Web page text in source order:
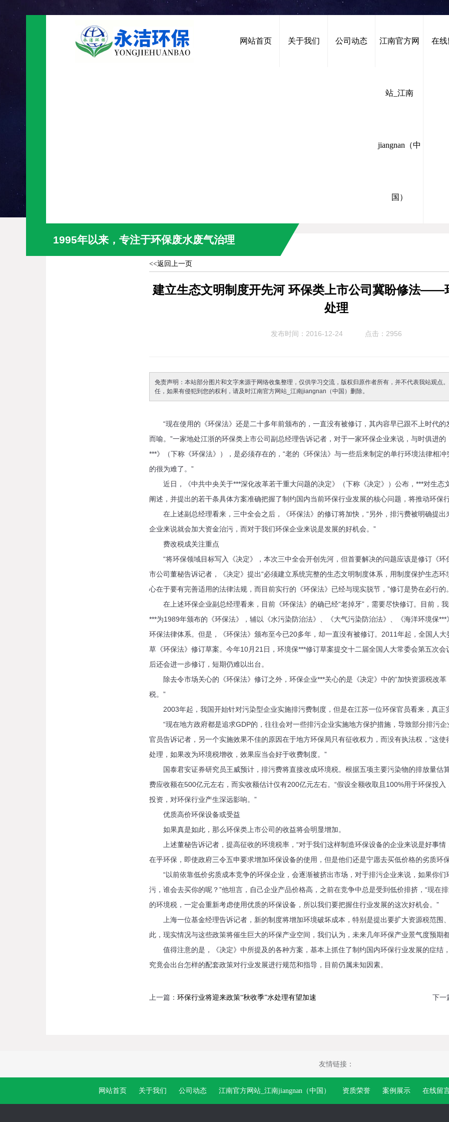
1995年以来，专注于环保废水废气治理
网站首页 关于我们 公司动态 江南官方网
站_江南
jiangnan（中
国）
在
行业动态
<<返回上一页
建立生态文明制度开先河 环保类上市公司冀盼修法——
处理
发布时间：2016-12-24 点击：2956
免责声明：本站部分图片和文字来源于网络收集整理，仅供学习交流，版权归原作者所有，并不代表我站观点
任，如果有侵犯到您的权利，请及时江南官方网站_江南jiangnan（中国）删除。
“现在使用的《环保法》还是二十多年前颁布的，一直没有被修订，其内容早已跟不上时代的
而喻。”一家地处江浙的环保类上市公司副总经理告诉记者，对于一家环保企业来说，与时俱进的
***》（下称《环保法》），是必须存在的，“老的《环保法》与一些后来制定的单行环境法律相
的很为难了。”
近日，《中共中央关于***深化改革若干重大问题的决定》（下称《决定》）公布，***对生态
阐述，并提出的若干条具体方案准确把握了制约国内当前环保行业发展的核心问题，将推动环保
在上述副总经理看来，三中全会之后，《环保法》的修订将加快，“另外，排污费被明确提出
企业来说就会加大资金治污，而对于我们环保企业来说是发展的好机会。”
费改税成关注重点
“将环保领域目标写入《决定》，本次三中全会开创先河，但首要解决的问题应该是修订《环
市公司董秘告诉记者，《决定》提出“必须建立系统完整的生态文明制度体系，用制度保护生态环
心在于要有完善适用的法律法规，而目前实行的《环保法》已经与现实脱节，”修订是势在必行的。
在上述环保企业副总经理看来，目前《环保法》的确已经“老掉牙”，需要尽快修订。目前，
***为1989年颁布的《环保法》，辅以《水污染防治法》、《大气污染防治法》、《海洋环境保
环保法律体系。但是，《环保法》颁布至今已20多年，却一直没有被修订。2011年起，全国人大
草《环保法》修订草案。今年10月21日，环境保***修订草案提交十二届全国人大常委会第五次会
后还会进一步修订，短期仍难以出台。
除去令市场关心的《环保法》修订之外，环保企业***关心的是《决定》中的“加快资源税改革
税。”
2003年起，我国开始针对污染型企业实施排污费制度，但是在江苏一位环保官员看来，真正
“现在地方政府都是追求GDP的，往往会对一些排污企业实施地方保护措施，导致部分排污企
官员告诉记者，另一个实施效果不佳的原因在于地方环保局只有征收权力，而没有执法权，“这
处理，如果改为环境税增收，效果应当会好于收费制度。”
国泰君安证券研究员王威预计，排污费将直接改成环境税。根据五项主要污染物的排放量估
费应收额在500亿元左右，而实收额估计仅有200亿元左右。“假设全额收取且100%用于环保投入
投资，对环保行业产生深远影响。”
优质高价环保设备或受益
如果真是如此，那么环保类上市公司的收益将会明显增加。
上述董秘告诉记者，提高征收的环境税率，“对于我们这样制造环保设备的企业来说是好事情
在乎环保，即使政府三令五申要求增加环保设备的使用，但是他们还是宁愿去买低价格的劣质环
“以前依靠低价劣质成本竞争的环保企业，会逐渐被挤出市场，对于排污企业来说，如果你们
污，谁会去买你的呢？”他坦言，自己企业产品价格高，之前在竞争中总是受到低价排挤，“现在
的环境税，一定会重新考虑使用优质的环保设备，所以我们要把握住行业发展的这次好机会。”
上海一位基金经理告诉记者，新的制度将增加环境破坏成本，特别是提出要扩大资源税范围
此，现实情况与这些政策将催生巨大的环保产业空间，我们认为，未来几年环保产业景气度预期
值得注意的是，《决定》中所提及的各种方案，基本上抓住了制约国内环保行业发展的症结
究竟会出台怎样的配套政策对行业发展进行规范和指导，目前仍属未知因素。
上一篇：环保行业将迎来政策“秋收季”水处理有望加速 下一
友情链接：
网站首页 关于我们 公司动态 江南官方网站_江南jiangnan（中国） 资质荣誉 案例展示 在线留